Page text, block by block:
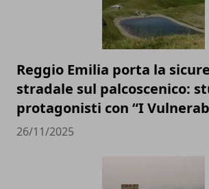
Reggio Emilia porta la
stradale sul palcoscenico:
protagonisti con “I
26/11/2025